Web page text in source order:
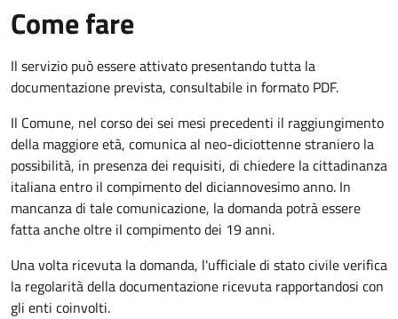
Come fare
Il servizio può essere attivato presentando tutta la
documentazione prevista, consultabile in formato PDF.
Il Comune, nel corso dei sei mesi precedenti il raggiungimento
della maggiore età, comunica al neo-diciottenne straniero la
possibilità, in presenza dei requisiti, di chiedere la cittadinanza
italiana entro il compimento del diciannovesimo anno. In
mancanza di tale comunicazione, la domanda potrà essere
fatta anche oltre il compimento dei 19 anni.
Una volta ricevuta la domanda, l'ufficiale di stato civile verifica
la regolarità della documentazione ricevuta rapportandosi con
gli enti coinvolti.